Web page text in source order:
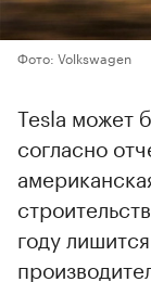
Фото: Volkswagen
Tesla может
согласно
году